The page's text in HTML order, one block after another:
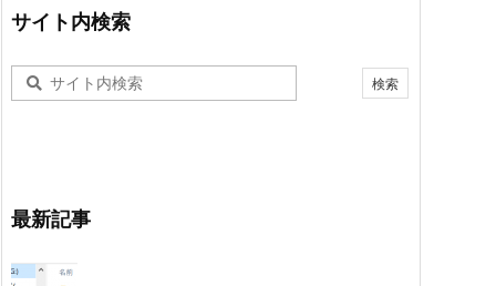
サイト内検索
最新記事